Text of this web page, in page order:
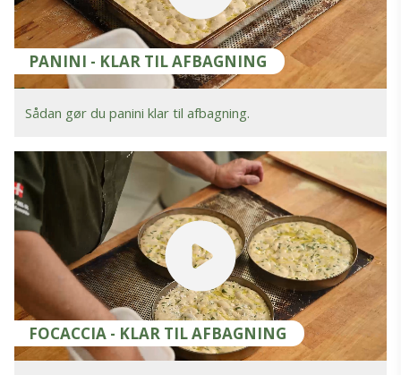
PANINI - KLAR TIL AFBAGNING
Sådan gør du panini klar til afbagning.
FOCACCIA - KLAR TIL AFBAGNING